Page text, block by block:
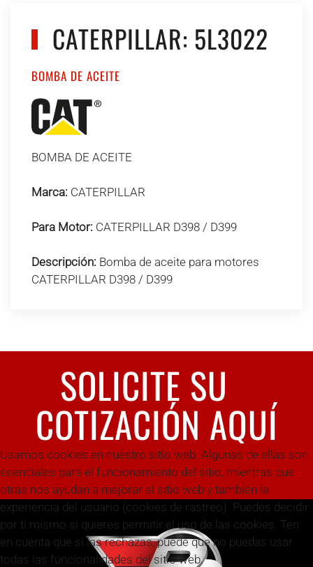
CATERPILLAR: 5L3022
BOMBA DE ACEITE
BOMBA DE ACEITE
Marca: CATERPILLAR
Para Motor: CATERPILLAR D398 / D399
Descripción: Bomba de aceite para motores
CATERPILLAR D398 / D399
SOLICITE SU
COTIZACIÓN AQUÍ
Usamos cookies en nuestro sitio web. Algunas de ellas son
esenciales para el funcionamiento del sitio, mientras que
otras nos ayudan a mejorar el sitio web y también la
experiencia del usuario (cookies de rastreo). Puedes decidir
por ti mismo si quieres permitir el uso de las cookies. Ten
en cuenta que si las rechazas, puede que no puedas usar
todas las funcionalidades del sitio web.